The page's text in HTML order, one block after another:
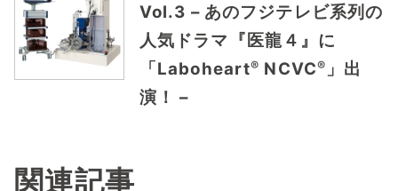
Vol.3 – あのフジテレビ系列の
人気ドラマ『医龍４』に
「Laboheart® NCVC® 」出
演！ –
関連記事